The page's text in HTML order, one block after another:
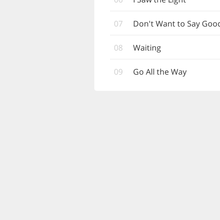
07 Don't Want to Say
08 Waiting
09 Go All the Way